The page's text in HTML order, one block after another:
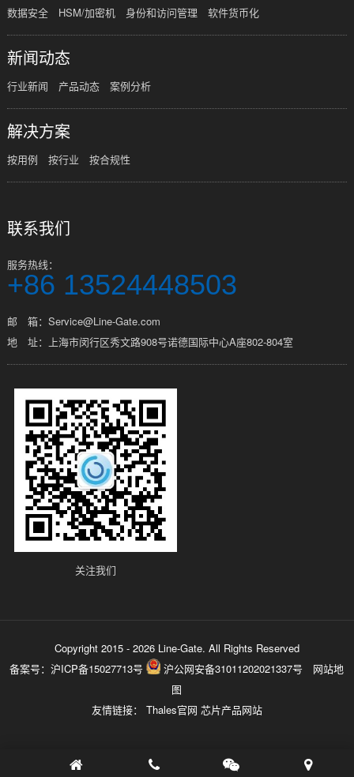
数据安全 HSM/加密机 身份和访问管理 软件货币化
新闻动态
行业新闻 产品动态 案例分析
解决方案
按用例 按行业 按合规性
联系我们
服务热线：
+86 13524448503
邮 箱：Service@Line-Gate.com
地 址：上海市闵行区秀文路908号诺德国际中心A座802-804室
关注我们
Copyright 2015 - 2026 Line-Gate. All Rights Reserved
备案号：沪ICP备15027713号 沪公网安备31011202021337号
网站地
图
友情链接： Thales官网 芯片产品网站